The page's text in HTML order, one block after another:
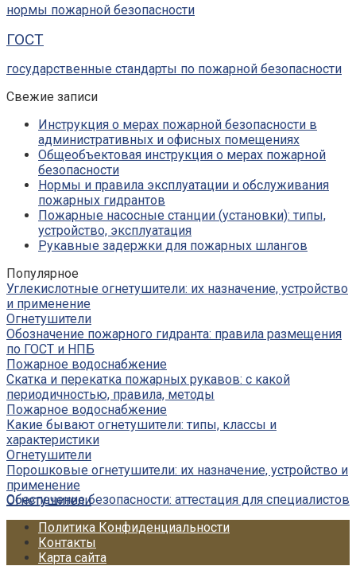
нормы пожарной безопасности
ГОСТ
государственные стандарты по пожарной безопасности
Свежие записи
Инструкция о мерах пожарной безопасности в
административных и офисных помещениях
Общеобъектовая инструкция о мерах пожарной
безопасности
Нормы и правила эксплуатации и обслуживания
пожарных гидрантов
Пожарные насосные станции (установки): типы,
устройство, эксплуатация
Рукавные задержки для пожарных шлангов
Популярное
Углекислотные огнетушители: их назначение, устройство
и применение
Огнетушители
Обозначение пожарного гидранта: правила размещения
по ГОСТ и НПБ
Пожарное водоснабжение
Скатка и перекатка пожарных рукавов: с какой
периодичностью, правила, методы
Пожарное водоснабжение
Какие бывают огнетушители: типы, классы и
характеристики
Огнетушители
Порошковые огнетушители: их назначение, устройство и
применение
Огнетушители
Обеспечение безопасности: аттестация для специалистов
Политика Конфиденциальности
Контакты
Карта сайта